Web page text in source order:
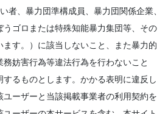
者、暴力団準構成員、暴力団関係企業、
ゴロまたは特殊知能暴力集団等、その
す。）に該当しないこと、また暴力的
妨害行為等違法行為を行わないこと
るものとします。かかる表明に違反し
ーザーと当該掲載事業者の利用契約を